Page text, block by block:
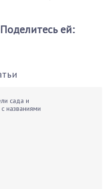
ей: